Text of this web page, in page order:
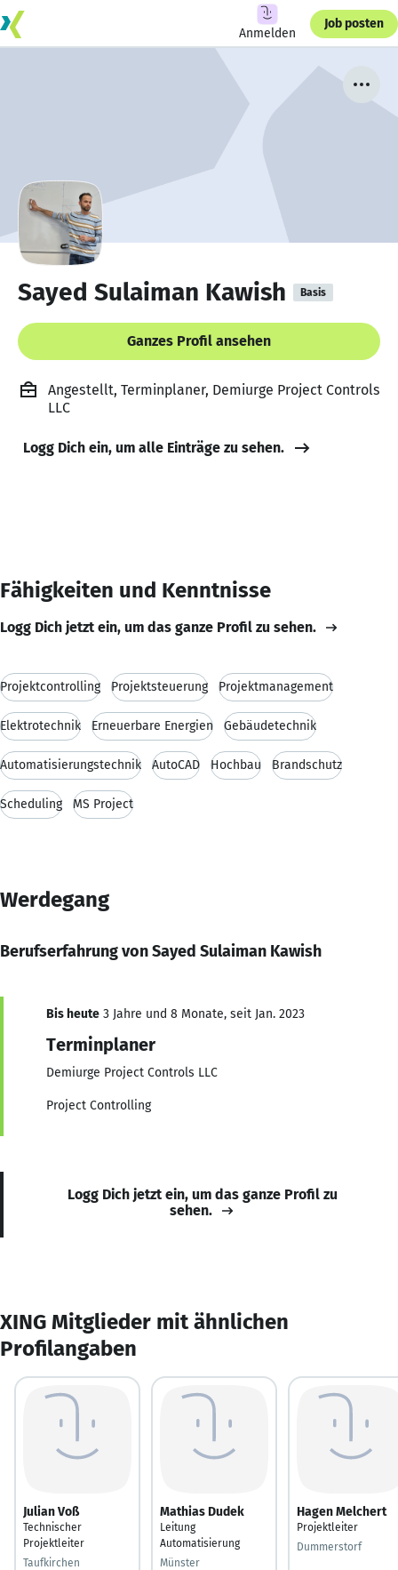
Anmelden
Job posten
Sayed Sulaiman Kawish Basis
Ganzes Profil ansehen
Angestellt, Terminplaner, Demiurge Project Controls
LLC
Logg Dich ein, um alle Einträge zu sehen.
Fähigkeiten und Kenntnisse
Logg Dich jetzt ein, um das ganze Profil zu sehen.
Projektcontrolling Projektsteuerung Projektmanagement
Elektrotechnik Erneuerbare Energien Gebäudetechnik
Automatisierungstechnik AutoCAD Hochbau Brandschutz
Scheduling MS Project
Werdegang
Berufserfahrung von Sayed Sulaiman Kawish
Bis heute 3 Jahre und 8 Monate, seit Jan. 2023
Terminplaner
Demiurge Project Controls LLC
Project Controlling
Logg Dich jetzt ein, um das ganze Profil zu
sehen.
XING Mitglieder mit ähnlichen
Profilangaben
Julian Voß
Technischer
Projektleiter
Taufkirchen
Mathias Dudek
Leitung
Automatisierung
Münster
Hagen Melchert
Projektleiter
Dummerstorf